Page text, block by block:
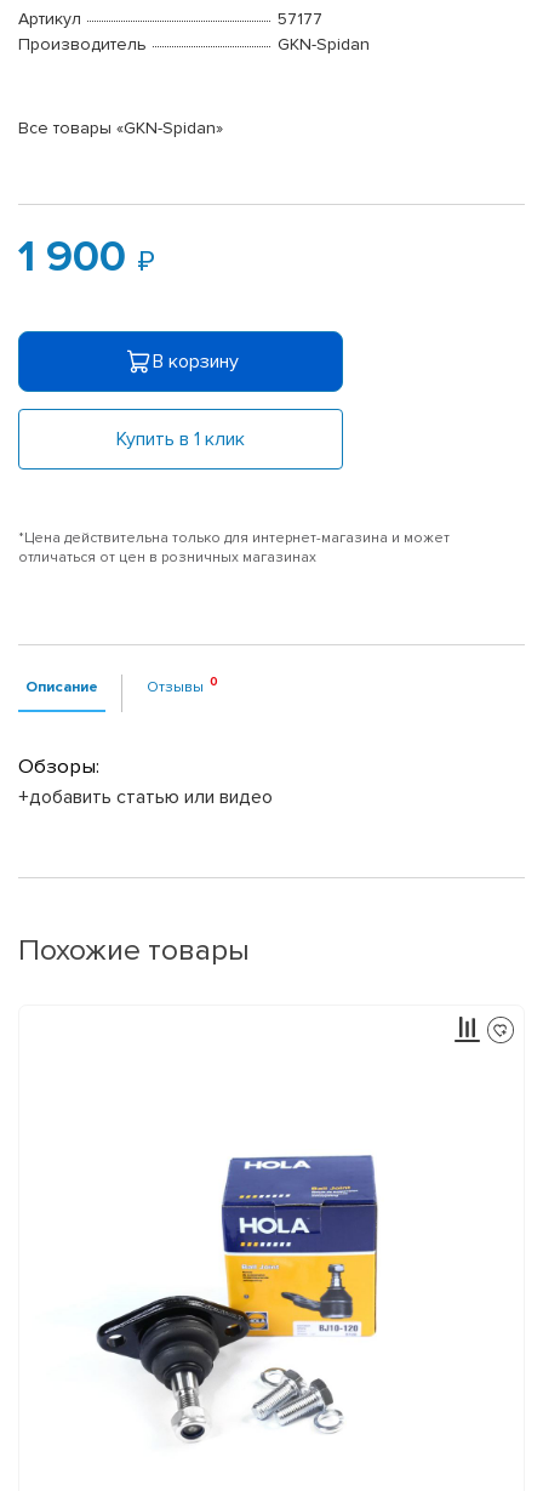
Артикул
57177
Производитель
GKN-Spidan
Все товары «GKN-Spidan»
1 900
В корзину
Купить в 1 клик
*Цена действительна только для интернет-магазина и может
отличаться от цен в розничных магазинах
Описание Отзывы
Обзоры:
+добавить статью или видео
Похожие товары